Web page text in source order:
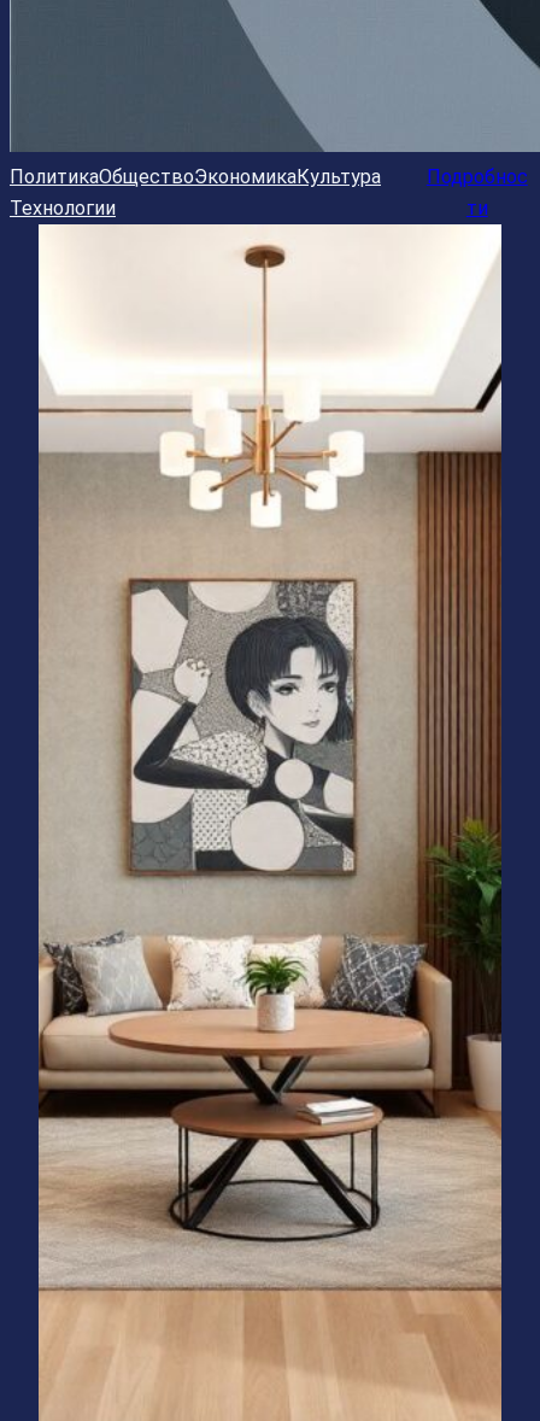
ПолитикаОбществоЭкономикаКультура
Технологии
Подробнос
ти